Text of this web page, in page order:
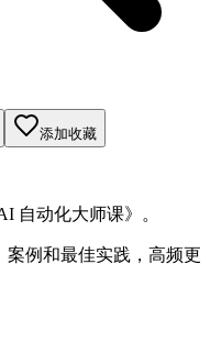
添加收藏
自动化大师课》。
案例和最佳实践，高频更